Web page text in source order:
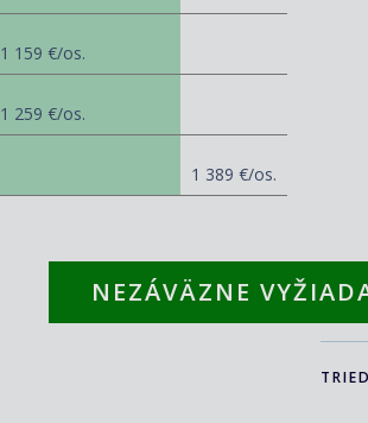
1 159 €/os.
1 259 €/os.
1 389 €/os.
NEZÁVÄZNE